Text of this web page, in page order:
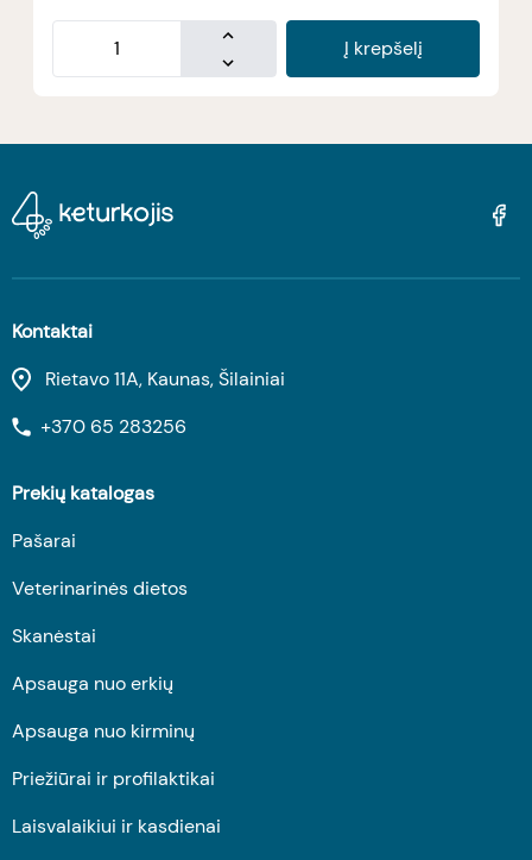
Į krepšelį
Kontaktai
Rietavo 11A, Kaunas, Šilainiai
+370 65 283256
Prekių katalogas
Pašarai
Veterinarinės dietos
Skanėstai
Apsauga nuo erkių
Apsauga nuo kirminų
Priežiūrai ir profilaktikai
Laisvalaikiui ir kasdienai